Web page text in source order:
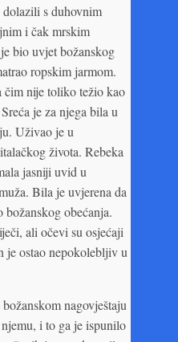
s duhovnim
i čak mrskim
bio uvjet božanskog
ropskim jarmom.
čim nije toliko težio kao
je za njega bila u
Uživao je u
života. Rebeka
jasniji uvid u
Bila je uvjerena da
božanskog obećanja.
ali očevi su osjećaji
je ostao nepokolebljiv u
nagovještaju
i to ga je ispunilo